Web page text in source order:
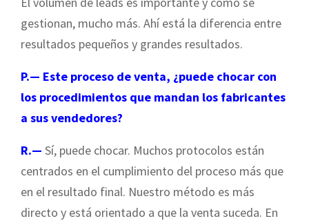
gestionan, mucho más. Ahí está la diferencia entre
resultados pequeños y grandes resultados.
P.— Este proceso de venta, ¿puede chocar con
los procedimientos que mandan los fabricantes
a sus vendedores?
R.— Sí, puede chocar. Muchos protocolos están
centrados en el cumplimiento del proceso más que
en el resultado final. Nuestro método es más
directo y está orientado a que la venta suceda. En